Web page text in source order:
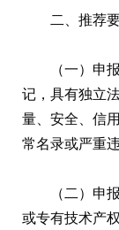
二、推荐
（一）申
记，具有独立
量、安全、信
常名录或严重
（二）申
或专有技术产